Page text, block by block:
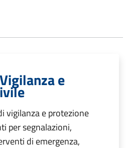
e
vigilanza e protezione
per segnalazioni,
di emergenza,